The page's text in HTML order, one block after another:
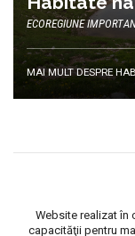
ECOREGIUNE
MAI MULT DESPRE
Website realizat în
capacităţii pentru